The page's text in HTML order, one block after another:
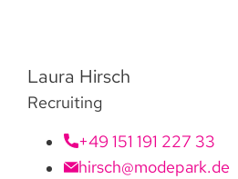
Laura Hirsch
Recruiting
+49 151 191 227 33
hirsch@modepark.de